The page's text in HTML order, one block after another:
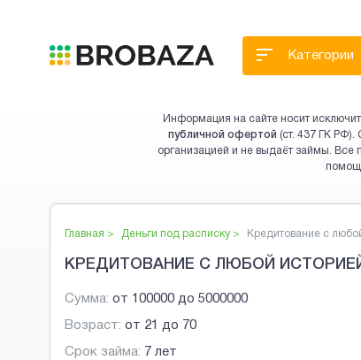
Категории
Информация на сайте носит
публичной офертой (ст. 437 ГК РФ).
организацией и не выдаёт займы. Все
Главная > Деньги под расписку > Кредитование с любой
КРЕДИТОВАНИЕ С ЛЮБОЙ
Сумма: от 100000 до 5000000
Возраст: от 21 до 70
Срок займа: 7 лет